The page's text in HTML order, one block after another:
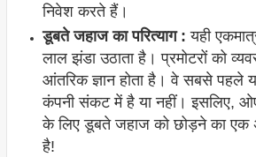
निवेश करते हैं।
डूबते जहाज का परित्याग : यही
लाल झंडा उठाता है। प्रमोटरों को
आंतरिक ज्ञान होता है। वे सबसे पहले
कंपनी संकट में है या नहीं। इसलिए,
के लिए डूबते जहाज को छोड़ने का एक
है!